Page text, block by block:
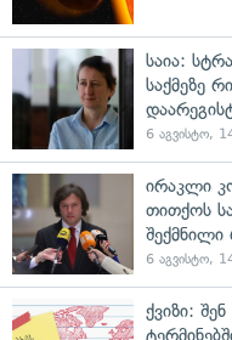
საია:
საქმეზე
6 აგვისტო,
ირაკლი
თითქოს
შექმნილი
6 აგვისტო,
ქვიზი: